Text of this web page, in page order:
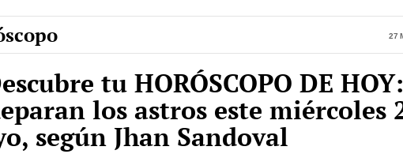
27
tu HORÓSCOPO DE
los astros este miércoles
según Jhan Sandoval